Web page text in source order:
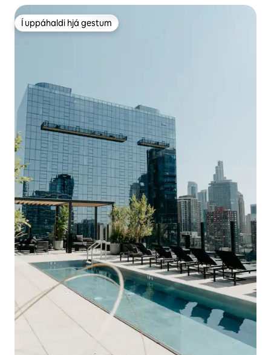
Í uppáhaldi hjá gestum
Í uppáhaldi hjá gestum